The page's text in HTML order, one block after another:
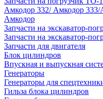
Амкодор 332/ Амкодор
Амкодор
Запчасти на экскаватор-
Запчасти на экскаватор-
Запчасти для двигателя
Блок цилиндров
Впускная и выпускная
Генераторы
Генераторы для
Гильза блока цилиндров